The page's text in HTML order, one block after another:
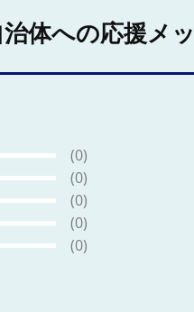
治体への応援メ
(0)
(0)
(0)
(0)
(0)